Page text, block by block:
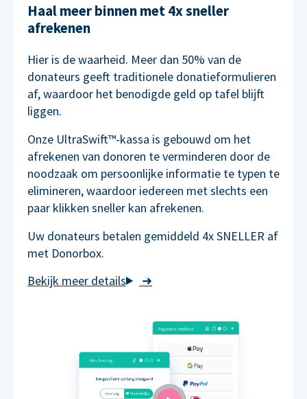
Haal meer binnen met 4x sneller
afrekenen
➜
Hier is de waarheid. Meer dan 50% van de
donateurs geeft traditionele donatieformulieren
af, waardoor het benodigde geld op tafel blijft
liggen.
Onze UltraSwift™-kassa is gebouwd om het
afrekenen van donoren te verminderen door de
noodzaak om persoonlijke informatie te typen te
elimineren, waardoor iedereen met slechts een
paar klikken sneller kan afrekenen.
Uw donateurs betalen gemiddeld 4x SNELLER af
met Donorbox.